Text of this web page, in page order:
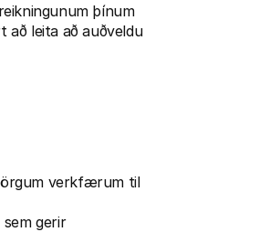
þínum
leita að auðveldu
verkfærum til
gerir